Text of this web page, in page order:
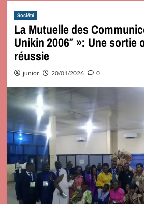
Société
La Mutuelle des
Unikin 2006″ »: Une sortie
réussie
junior 20/01/2026 0